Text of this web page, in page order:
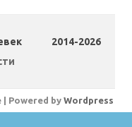
2014-2026
| Powered by Wordpress